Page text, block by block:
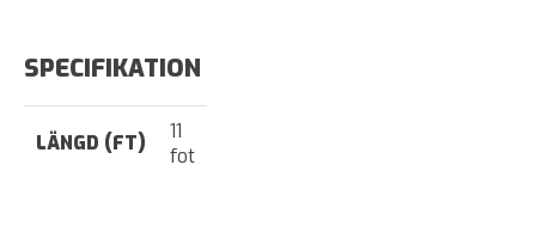
SPECIFIKATION
LÄNGD (FT)
11
fot